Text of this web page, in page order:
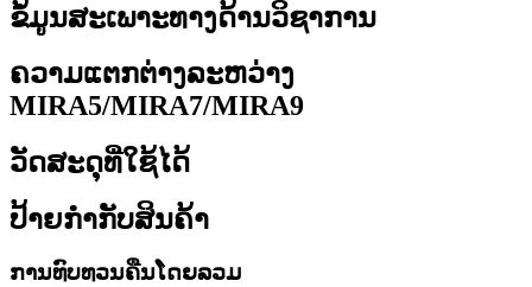
ຂໍ້ມູນສະເພາະທາງດ້ານວິຊາການ
ຄວາມແຕກຕ່າງລະຫວ່າງ
MIRA5/MIRA7/MIRA9
ວັດສະດຸທີ່ໃຊ້ໄດ້
ປ້າຍກຳກັບສິນຄ້າ
ການທົບທວນຄືນໂດຍລວມ